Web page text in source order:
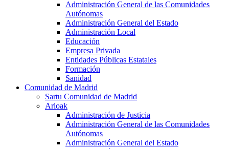
Administración General de las Comunidades
Autónomas
Administración General del Estado
Administración Local
Educación
Empresa Privada
Entidades Públicas Estatales
Formación
Sanidad
Comunidad de Madrid
Sartu Comunidad de Madrid
Arloak
Administración de Justicia
Administración General de las Comunidades
Autónomas
Administración General del Estado